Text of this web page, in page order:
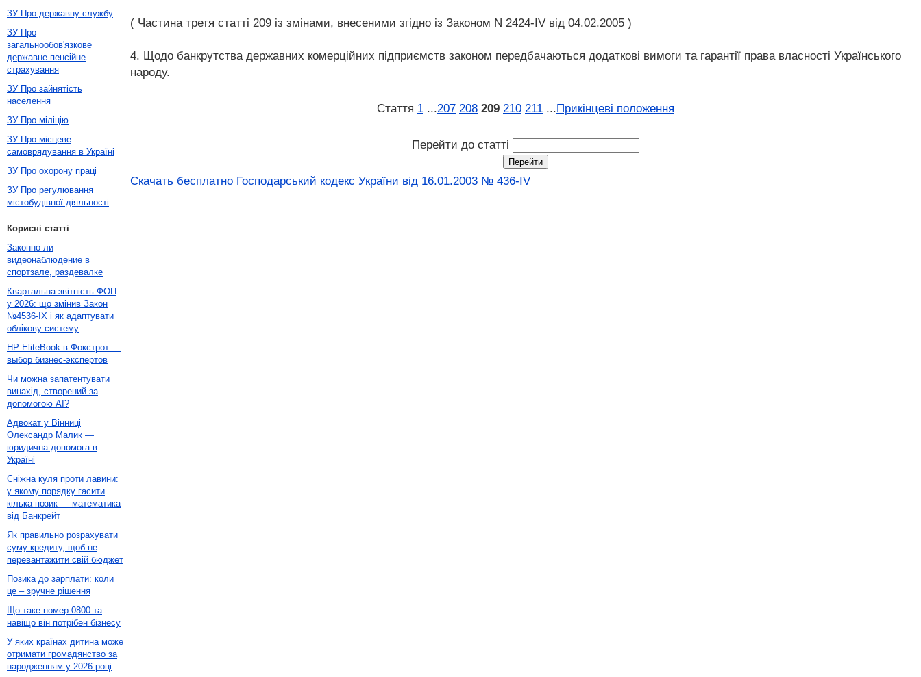
( Частина третя статті 209 із змінами, внесеними згідно із Законом N 2424-IV від 04.02.2005 )
4. Щодо банкрутства державних комерційних підприємств законом передбачаються додаткові вимоги та гарантії права власності Українського
народу.
Стаття 1 ...207 208 209 210 211 ...Прикінцеві положення
Перейти до статті
Скачать бесплатно Господарський кодекс України від 16.01.2003 № 436-IV
ЗУ Про державну службу
ЗУ Про
загальнообов'язкове
державне пенсійне
страхування
ЗУ Про зайнятість
населення
ЗУ Про міліцію
ЗУ Про місцеве
самоврядування в Україні
ЗУ Про охорону праці
ЗУ Про регулювання
містобудівної діяльності
Корисні статті
Законно ли
видеонаблюдение в
спортзале, раздевалке
Квартальна звітність ФОП
у 2026: що змінив Закон
№4536-IX і як адаптувати
облікову систему
HP EliteBook в Фокстрот —
выбор бизнес-экспертов
Чи можна запатентувати
винахід, створений за
допомогою AI?
Адвокат у Вінниці
Олександр Малик —
юридична допомога в
Україні
Сніжна куля проти лавини:
у якому порядку гасити
кілька позик — математика
від Банкрейт
Як правильно розрахувати
суму кредиту, щоб не
перевантажити свій бюджет
Позика до зарплати: коли
це – зручне рішення
Що таке номер 0800 та
навіщо він потрібен бізнесу
У яких країнах дитина може
отримати громадянство за
народженням у 2026 році